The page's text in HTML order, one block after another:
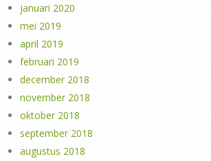
januari 2020
mei 2019
april 2019
februari 2019
december 2018
november 2018
oktober 2018
september 2018
augustus 2018